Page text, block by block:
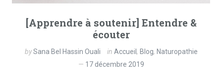
[Apprendre à soutenir] Entendre &
écouter
bySana Bel Hassin Ouali in Accueil , Blog, Naturopathie
17 décembre 2019